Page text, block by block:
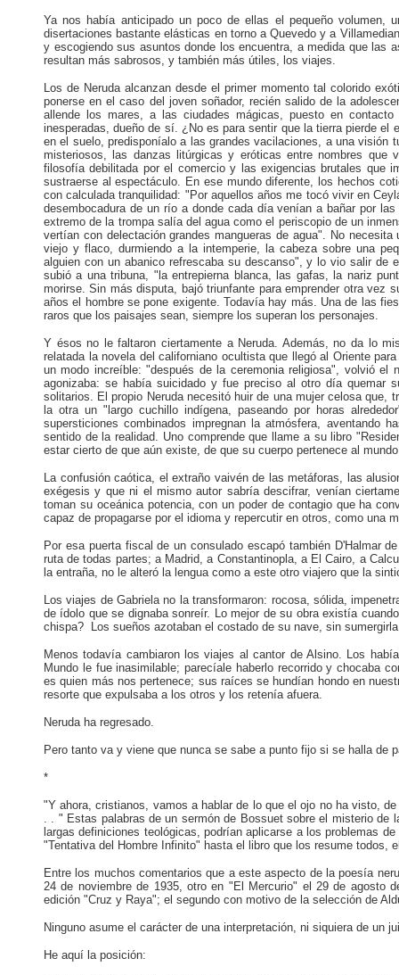
Ya nos había anticipado un poco de ellas el pequeño volumen,
disertaciones bastante elásticas en torno a Quevedo y a
y escogiendo sus asuntos donde los encuentra, a medida que las
resultan más sabrosos, y también más útiles, los viajes.
Los de Neruda alcanzan desde el primer momento tal colorido
ponerse en el caso del joven soñador, recién salido de la
allende los mares, a las ciudades mágicas, puesto en
inesperadas, dueño de sí. ¿No es para sentir que la tierra pierde
en el suelo, predisponíalo a las grandes vacilaciones, a una visión
misteriosos, las danzas litúrgicas y eróticas entre nombres que
filosofía debilitada por el comercio y las exigencias brutales que
sustraerse al espectáculo. En ese mundo diferente, los hechos
con calculada tranquilidad: "Por aquellos años me tocó vivir en
desembocadura de un río a donde cada día venían a bañar por
extremo de la trompa salía del agua como el periscopio de un
vertían con delectación grandes mangueras de agua". No
viejo y flaco, durmiendo a la intemperie, la cabeza sobre una
alguien con un abanico refrescaba su descanso", y lo vio salir de
subió a una tribuna, "la entrepierna blanca, las gafas, la nariz
morirse. Sin más disputa, bajó triunfante para emprender otra
años el hombre se pone exigente. Todavía hay más. Una de las
raros que los paisajes sean, siempre los superan los personajes.
Y ésos no le faltaron ciertamente a Neruda. Además, no da lo
relatada la novela del californiano ocultista que llegó al Oriente
un modo increíble: "después de la ceremonia religiosa", volvió
agonizaba: se había suicidado y fue preciso al otro día quemar
solitarios. El propio Neruda necesitó huir de una mujer celosa
la otra un "largo cuchillo indígena, paseando por horas
supersticiones combinados impregnan la atmósfera, aventando
sentido de la realidad. Uno comprende que llame a su libro
estar cierto de que aún existe, de que su cuerpo pertenece al
La confusión caótica, el extraño vaivén de las metáforas, las
exégesis y que ni el mismo autor sabría descifrar, venían
toman su oceánica potencia, con un poder de contagio que ha
capaz de propagarse por el idioma y repercutir en otros, como una
Por esa puerta fiscal de un consulado escapó también D'Halmar
ruta de todas partes; a Madrid, a Constantinopla, a El Cairo, a
la entraña, no le alteró la lengua como a este otro viajero que la
Los viajes de Gabriela no la transformaron: rocosa, sólida,
de ídolo que se dignaba sonreír. Lo mejor de su obra existía
chispa? Los sueños azotaban el costado de su nave, sin
Menos todavía cambiaron los viajes al cantor de Alsino. Los
Mundo le fue inasimilable; parecíale haberlo recorrido y chocaba
es quien más nos pertenece; sus raíces se hundían hondo en
resorte que expulsaba a los otros y los retenía afuera.
Neruda ha regresado.
Pero tanto va y viene que nunca se sabe a punto fijo si se halla de
*
"Y ahora, cristianos, vamos a hablar de lo que el ojo no ha visto,
. . " Estas palabras de un sermón de Bossuet sobre el misterio de
largas definiciones teológicas, podrían aplicarse a los problemas
"Tentativa del Hombre Infinito" hasta el libro que los resume todos,
Entre los muchos comentarios que a este aspecto de la poesía
24 de noviembre de 1935, otro en "El Mercurio" el 29 de agosto
edición "Cruz y Raya"; el segundo con motivo de la selección de
Ninguno asume el carácter de una interpretación, ni siquiera de un
He aquí la posición: